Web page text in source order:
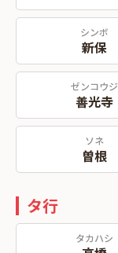
シンボ
新保
ゼンコウジ
善光寺
ソネ
曽根
タ行
タカハシ